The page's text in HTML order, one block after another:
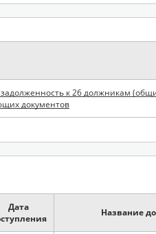
к 26 должникам
документов
Дата
Название